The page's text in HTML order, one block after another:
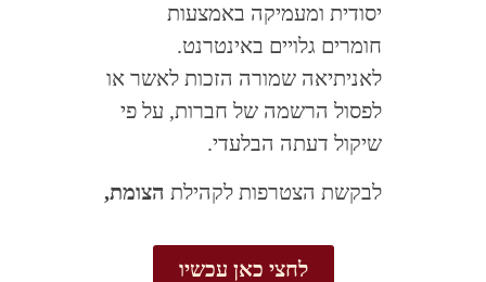
יסודית ומעמיקה באמצעות
חומרים גלויים באינטרנט.
לאניתיאה שמורה הזכות לאשר או
לפסול הרשמה של חברות, על פי
שיקול דעתה הבלעדי.
לבקשת הצטרפות לקהילת הצומת,
לחצי כאן עכשיו